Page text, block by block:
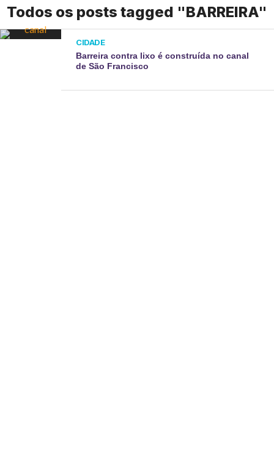
Todos os posts tagged "BARREIRA"
CIDADE
Barreira contra lixo é construída no canal
de São Francisco